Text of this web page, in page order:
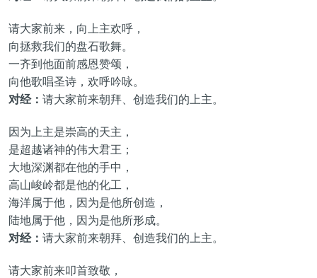
请大家前来，向上主欢呼，
向拯救我们的盘石歌舞。
一齐到他面前感恩赞颂，
向他歌唱圣诗，欢呼吟咏。
对经： 请大家前来朝拜、创造我们的上主。
因为上主是崇高的天主，
是超越诸神的伟大君王；
大地深渊都在他的手中，
高山峻岭都是他的化工，
海洋属于他，因为是他所创造，
陆地属于他，因为是他所形成。
对经： 请大家前来朝拜、创造我们的上主。
请大家前来叩首致敬，